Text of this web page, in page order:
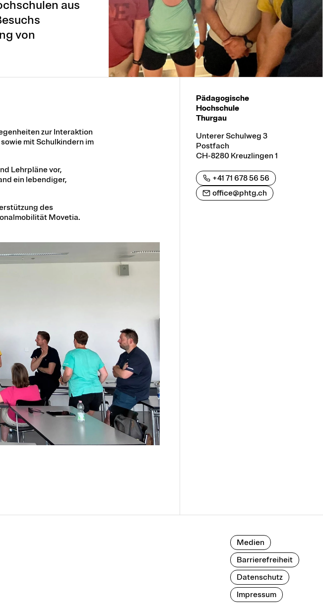
aus
von
zur Interaktion
mit Schulkindern im
Lehrpläne vor,
ein lebendiger,
des
Movetia.
Pädagogische
Hochschule
Thurgau
Unterer Schulweg 3
Postfach
CH-8280 Kreuzlingen 1
+41 71 678 56 56
office@phtg.ch
Medien
Barrierefreiheit
Datenschutz
Impressum